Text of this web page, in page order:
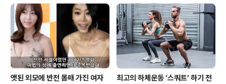
소비자층을 흡수해 브랜드 케파를 넓혀 놓을 것으로 보인
다. 볼보 XC40 출시 현장과 XCeptional night 행사에서
보여준 브랜드가 추구하는 방향과 목표는 단순하게 SUV
라..
앳된 외모에 반전 몸매 가진 여자
최고의 하체운동 ‘스쿼트’ 하기 전